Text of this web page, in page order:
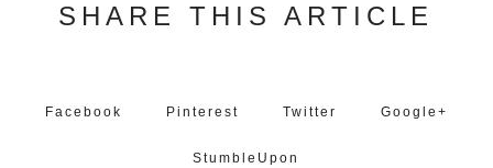
SHARE THIS ARTICLE
Facebook Pinterest Twitter Google+
StumbleUpon